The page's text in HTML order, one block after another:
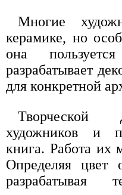
Многие
керамике, но
она
разрабатывает
для конкретной
Творческой
художников и
книга. Работа их
Определяя цвет
разрабатывая